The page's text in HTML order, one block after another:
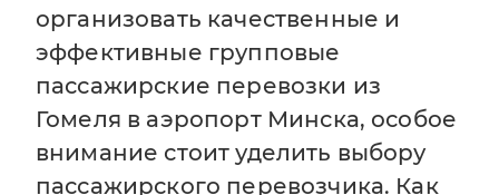
организовать качественные и
эффективные групповые
пассажирские перевозки из
Гомеля в аэропорт Минска, особое
внимание стоит уделить выбору
пассажирского перевозчика. Как